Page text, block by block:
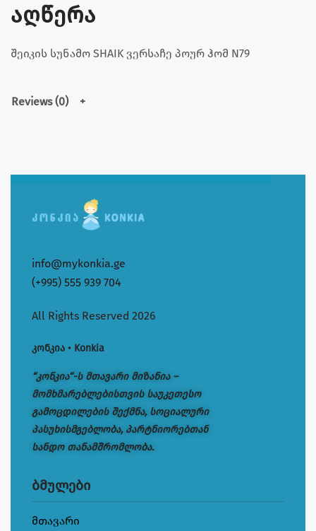
აღწერა
შეიკის სუნამო SHAIK ვერსაჩე პოურ ჰომ N79
Reviews (0)
info@mykonkia.ge
(+995) 555 939 704
All Rights Reserved 2026
კონკია • Konkia
“კონკია“-ს მთავარი მიზანია –
მომხმარებლებისთვის საუკეთესო
გამოცდილების შექმნა, სოციალური
პასუხისმგებლობა, პარტნიორებთან
სანდო თანამშრომლობა.
ბმულები
მთავარი